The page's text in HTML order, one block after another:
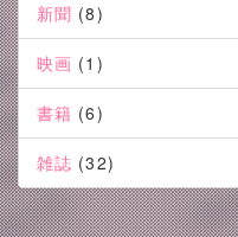
新聞 (8)
映画 (1)
書籍 (6)
雑誌 (32)